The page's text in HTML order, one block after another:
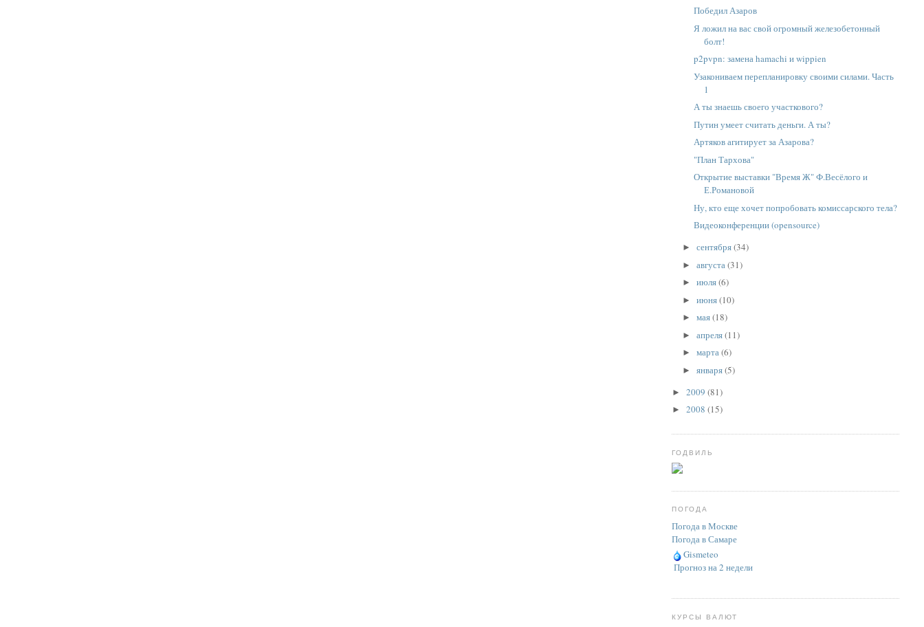
Победил Азаров
Я ложил на вас свой огромный железобетонный
болт!
p2pvpn: замена hamachi и wippien
Узакониваем перепланировку своими силами. Часть
1
А ты знаешь своего участкового?
Путин умеет считать деньги. А ты?
Артяков агитирует за Азарова?
"План Тархова"
Открытие выставки "Время Ж" Ф.Весёлого и
Е.Романовой
Ну, кто еще хочет попробовать комиссарского тела?
Видеоконференции (opensource)
►сентября(34)
►августа(31)
►июля(6)
►июня(10)
►мая(18)
►апреля(11)
►марта(6)
►января(5)
► 2009 (81)
► 2008 (15)
ГОДВИЛЬ
ПОГОДА
Погода в Москве
Погода в Самаре
Gismeteo
Прогноз на 2 недели
КУРСЫ ВАЛЮТ